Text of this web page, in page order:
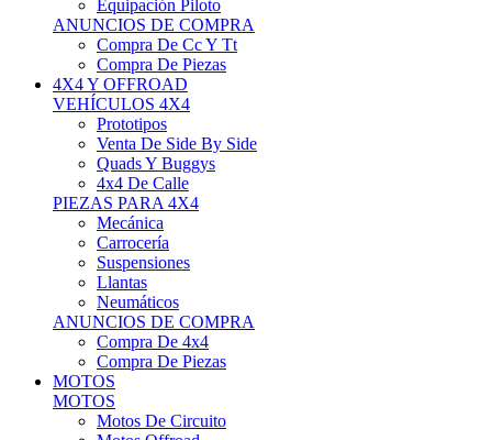
Equipación Piloto
ANUNCIOS DE COMPRA
Compra De Cc Y Tt
Compra De Piezas
4X4 Y OFFROAD
VEHÍCULOS 4X4
Prototipos
Venta De Side By Side
Quads Y Buggys
4x4 De Calle
PIEZAS PARA 4X4
Mecánica
Carrocería
Suspensiones
Llantas
Neumáticos
ANUNCIOS DE COMPRA
Compra De 4x4
Compra De Piezas
MOTOS
MOTOS
Motos De Circuito